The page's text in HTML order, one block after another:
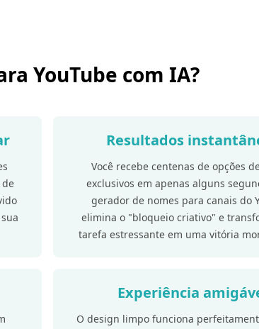
YouTube com IA?
de
Resultados
Você recebe centenas de opções
exclusivos em apenas alguns
gerador de nomes para canais do
elimina o "bloqueio criativo" e
tarefa estressante em uma vitória
Experiência
O design limpo funciona